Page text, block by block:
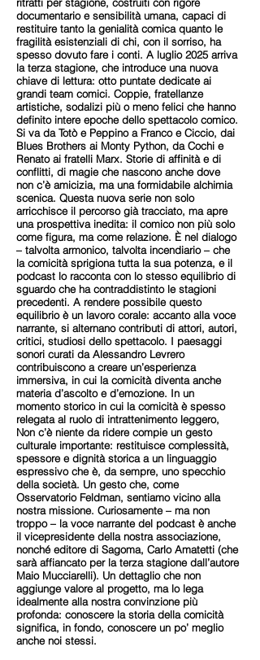
documentario e sensibilità umana, capaci di
restituire tanto la genialità comica quanto le
fragilità esistenziali di chi, con il sorriso, ha
spesso dovuto fare i conti. A luglio 2025 arriva
la terza stagione, che introduce una nuova
chiave di lettura: otto puntate dedicate ai
grandi team comici. Coppie, fratellanze
artistiche, sodalizi più o meno felici che hanno
definito intere epoche dello spettacolo comico.
Si va da Totò e Peppino a Franco e Ciccio, dai
Blues Brothers ai Monty Python, da Cochi e
Renato ai fratelli Marx. Storie di affinità e di
conflitti, di magie che nascono anche dove
non c’è amicizia, ma una formidabile alchimia
scenica. Questa nuova serie non solo
arricchisce il percorso già tracciato, ma apre
una prospettiva inedita: il comico non più solo
come figura, ma come relazione. È nel dialogo
– talvolta armonico, talvolta incendiario – che
la comicità sprigiona tutta la sua potenza, e il
podcast lo racconta con lo stesso equilibrio di
sguardo che ha contraddistinto le stagioni
precedenti. A rendere possibile questo
equilibrio è un lavoro corale: accanto alla voce
narrante, si alternano contributi di attori, autori,
critici, studiosi dello spettacolo. I paesaggi
sonori curati da Alessandro Levrero
contribuiscono a creare un’esperienza
immersiva, in cui la comicità diventa anche
materia d’ascolto e d’emozione. In un
momento storico in cui la comicità è spesso
relegata al ruolo di intrattenimento leggero,
Non c’è niente da ridere compie un gesto
culturale importante: restituisce complessità,
spessore e dignità storica a un linguaggio
espressivo che è, da sempre, uno specchio
della società. Un gesto che, come
Osservatorio Feldman, sentiamo vicino alla
nostra missione. Curiosamente – ma non
troppo – la voce narrante del podcast è anche
il vicepresidente della nostra associazione,
nonché editore di Sagoma, Carlo Amatetti (che
sarà affiancato per la terza stagione dall’autore
Maio Mucciarelli). Un dettaglio che non
aggiunge valore al progetto, ma lo lega
idealmente alla nostra convinzione più
profonda: conoscere la storia della comicità
significa, in fondo, conoscere un po’ meglio
anche noi stessi.